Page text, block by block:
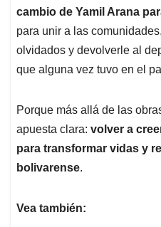
cambio de Yamil Arana
para unir a las
olvidados y devolverle al
que alguna vez tuvo en el
Porque más allá de las
apuesta clara: volver a
para transformar vidas y
bolivarense.
Vea también: